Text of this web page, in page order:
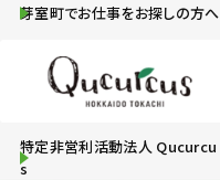
芽室町でお仕事をお探しの方へ
特定非営利活動法人 Qucurcu
s